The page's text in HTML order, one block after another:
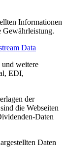
Informationen
Gewährleistung.
Data
und weitere
EDI,
der
die Webseiten
Daten
Daten